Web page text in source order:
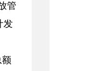
管
发